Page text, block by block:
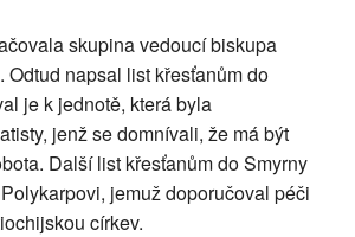
skupina vedoucí biskupa
Odtud napsal list křesťanům do
je k jednotě, která byla
jenž se domnívali, že má být
Další list křesťanům do Smyrny
jemuž doporučoval péči
církev.